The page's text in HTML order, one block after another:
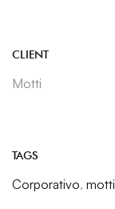
CLIENT
Motti
TAGS
Corporativo, motti